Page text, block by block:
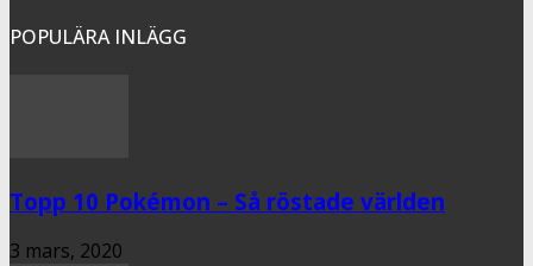
POPULÄRA INLÄGG
Topp 10 Pokémon – Så röstade världen
3 mars, 2020